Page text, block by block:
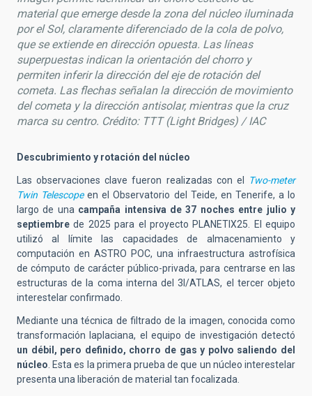
material que emerge desde la zona del núcleo iluminada
por el Sol, claramente diferenciado de la cola de polvo,
que se extiende en dirección opuesta. Las líneas
superpuestas indican la orientación del chorro y
permiten inferir la dirección del eje de rotación del
cometa. Las flechas señalan la dirección de movimiento
del cometa y la dirección antisolar, mientras que la cruz
marca su centro. Crédito: TTT (Light Bridges) / IAC
Descubrimiento y rotación del núcleo
Las observaciones clave fueron realizadas con el
Two-meter
Twin Telescope en el Observatorio del Teide, en Tenerife, a lo
largo de una campaña intensiva de 37 noches entre julio y
septiembre de 2025 para el proyecto PLANETIX25. El equipo
utilizó al límite las capacidades de almacenamiento y
computación en ASTRO POC, una infraestructura astrofísica
de cómputo de carácter público-privada, para centrarse en las
estructuras de la coma interna del 3I/ATLAS, el tercer objeto
interestelar confirmado.
Mediante una técnica de filtrado de la imagen, conocida como
transformación laplaciana, el equipo de investigación detectó
un débil, pero definido, chorro de gas y polvo saliendo del
núcleo. Esta es la primera prueba de que un núcleo interestelar
presenta una liberación de material tan focalizada.